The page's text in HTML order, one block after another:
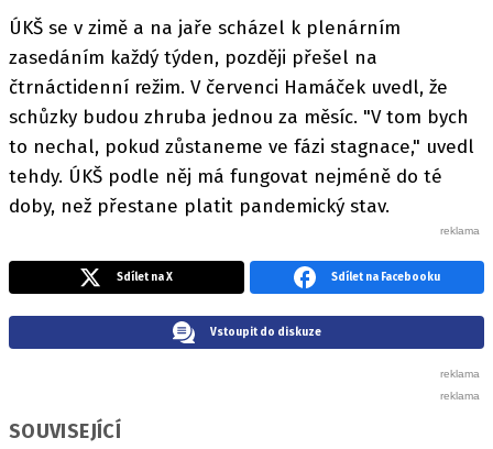
ÚKŠ se v zimě a na jaře scházel k plenárním
zasedáním každý týden, později přešel na
čtrnáctidenní režim. V červenci Hamáček uvedl, že
schůzky budou zhruba jednou za měsíc. "V tom bych
to nechal, pokud zůstaneme ve fázi stagnace," uvedl
tehdy. ÚKŠ podle něj má fungovat nejméně do té
doby, než přestane platit pandemický stav.
Sdílet na X Sdílet na Facebooku
Vstoupit do diskuze
SOUVISEJÍCÍ